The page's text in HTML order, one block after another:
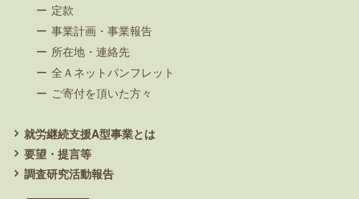
定款
事業計画・事業報告
所在地・連絡先
全Ａネットパンフレット
ご寄付を頂いた方々
就労継続支援A型事業とは
要望・提言等
調査研究活動報告